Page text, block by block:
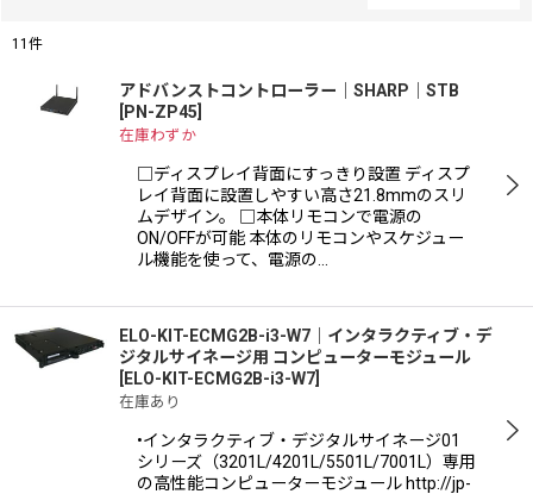
表示数
絞り込む
11 件
アドバンストコントローラー｜SHARP｜STB
PN-ZP45
在庫わずか
□ディスプレイ背面にすっきり設置 ディスプ
レイ背面に設置しやすい高さ21.8mmのスリ
ムデザイン。 □本体リモコンで電源の
ON/OFFが可能 本体のリモコンやスケジュー
ル機能を使って、電源の…
ELO-KIT-ECMG2B-i3-W7｜インタラクティブ・デ
ジタルサイネージ用 コンピューターモジュール
ELO-KIT-ECMG2B-i3-W7
在庫あり
•インタラクティブ・デジタルサイネージ01
シリーズ（3201L/4201L/5501L/7001L）専用
の高性能コンピューターモジュール http://jp-